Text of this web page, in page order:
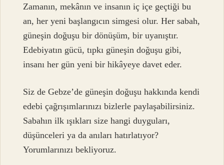
Zamanın, mekânın ve insanın iç içe geçtiği bu
an, her yeni başlangıcın simgesi olur. Her sabah,
güneşin doğuşu bir dönüşüm, bir uyanıştır.
Edebiyatın gücü, tıpkı güneşin doğuşu gibi,
insanı her gün yeni bir hikâyeye davet eder.
Siz de Gebze’de güneşin doğuşu hakkında kendi
edebi çağrışımlarınızı bizlerle paylaşabilirsiniz.
Sabahın ilk ışıkları size hangi duyguları,
düşünceleri ya da anıları hatırlatıyor?
Yorumlarınızı bekliyoruz.